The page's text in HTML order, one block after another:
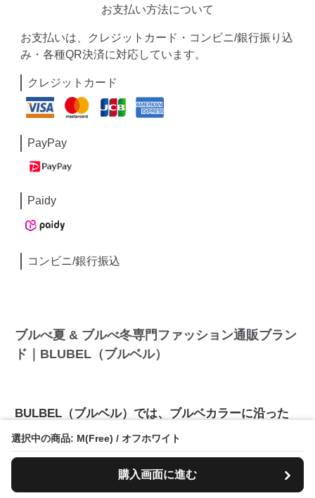
選択中の商品: M(Free) / オフホワイト
購入画面に進む
お支払い方法について
お支払いは、クレジットカード・コンビニ/銀行振り込
み・各種QR決済に対応しています。
クレジットカード
PayPay
Paidy
コンビニ/銀行振込
ブルべ夏 & ブルべ冬専門ファッション通販ブラン
ド｜BLUBEL（ブルベル）
BULBEL（ブルベル）では、ブルベカラーに沿った
商品を2,000点以上揃えてます！毎月新商品が続々登
場中！